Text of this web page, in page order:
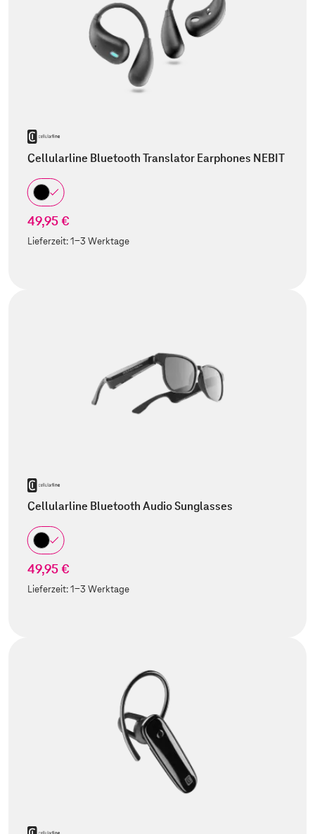
Cellularline Bluetooth Translator Earphones NEBIT
49,95 €
Lieferzeit:1-3 Werktage
Cellularline Bluetooth Audio Sunglasses
49,95 €
Lieferzeit:1-3 Werktage